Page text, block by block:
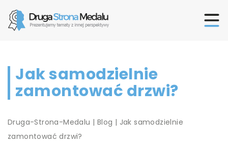
Jak samodzielnie
zamontować drzwi?
Druga-Strona-Medalu | Blog | Jak samodzielnie
zamontować drzwi?